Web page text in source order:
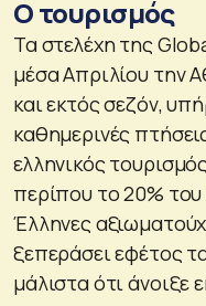
Ο τουρισμός
Τα στελέχη της
μέσα Απριλίου την
και εκτός σεζόν,
καθημερινές
ελληνικός
περίπου το 20%
Έλληνες
ξεπεράσει εφέτος
μάλιστα ότι άνοιξε